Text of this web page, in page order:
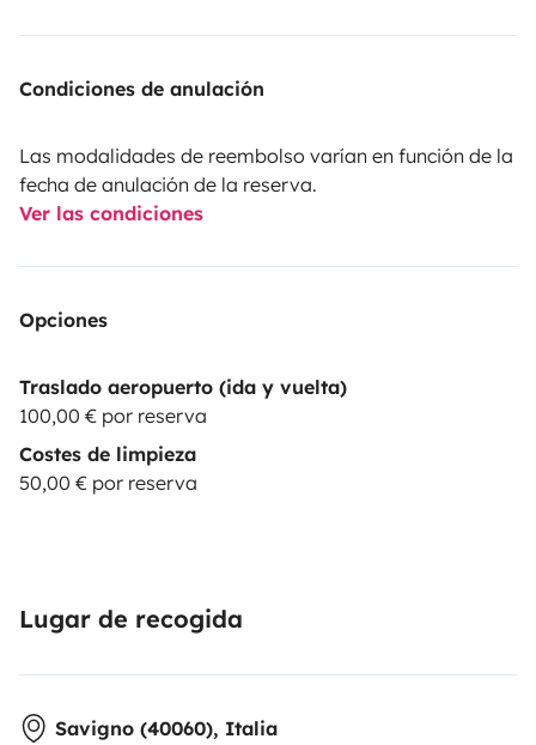
Condiciones de anulación
Las modalidades de reembolso varían en función de la
fecha de anulación de la reserva.
Ver las condiciones
Opciones
Traslado aeropuerto (ida y vuelta)
100,00 € por reserva
Costes de limpieza
50,00 € por reserva
Lugar de recogida
Savigno (40060), Italia